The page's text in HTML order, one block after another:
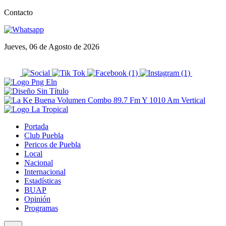
Contacto
Jueves, 06 de Agosto de 2026
Portada
Club Puebla
Pericos de Puebla
Local
Nacional
Internacional
Estadísticas
BUAP
Opinión
Programas